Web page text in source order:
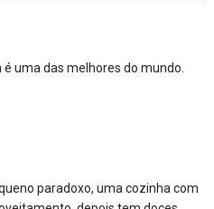
uma das melhores do mundo.
paradoxo, uma cozinha com